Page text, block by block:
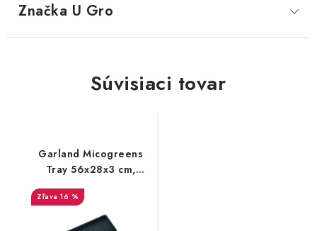
Značka U Gro
Súvisiaci tovar
Garland Micogreens
Tray 56x28x3 cm,
čierna miska
16 %